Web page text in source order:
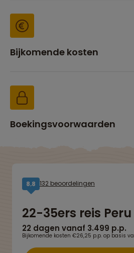
Bijkomende kosten
Boekingsvoorwaarden
8,8 132 beoordelingen
22-35ers reis Peru
22 dagen vanaf 3.499 p.p.
Bijkomende kosten €26,25 p.p. op basis